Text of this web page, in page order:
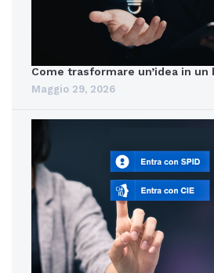
Come trasformare un’idea in un
Maggio 29, 2026